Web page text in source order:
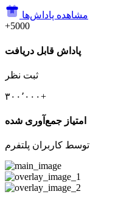
مشاهده پاداش‌ها
+5000
پاداش قابل دریافت
ثبت نظر
۳۰۰٬۰۰۰+
امتیاز جمع‌آوری شده
توسط کاربران پلتفرم